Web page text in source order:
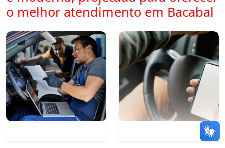
o melhor atendimento em Bacabal